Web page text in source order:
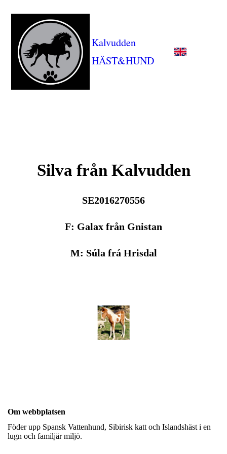
Kalvudden
HÄST&HUND
Silva från Kalvudden
SE2016270556
F: Galax från Gnistan
M: Súla frá Hrisdal
Om webbplatsen
Föder upp Spansk Vattenhund, Sibirisk katt och Islandshäst i en
lugn och familjär miljö.